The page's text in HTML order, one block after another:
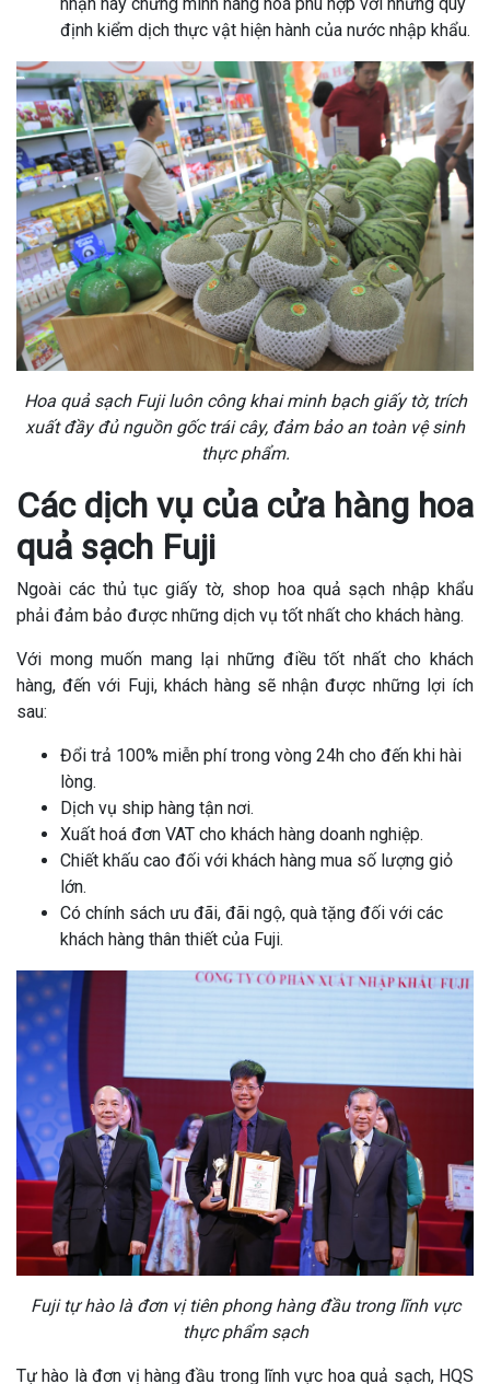
định kiểm dịch thực vật hiện hành của nước nhập khẩu.
Hoa quả sạch Fuji luôn công khai minh bạch giấy tờ, trích
xuất đầy đủ nguồn gốc trái cây, đảm bảo an toàn vệ sinh
thực phẩm.
Các dịch vụ của cửa hàng hoa
quả sạch Fuji
Ngoài các thủ tục giấy tờ, shop hoa quả sạch nhập khẩu
phải đảm bảo được những dịch vụ tốt nhất cho khách hàng.
Với mong muốn mang lại những điều tốt nhất cho khách
hàng, đến với Fuji, khách hàng sẽ nhận được những lợi ích
sau:
Đổi trả 100% miễn phí trong vòng 24h cho đến khi hài
lòng.
Dịch vụ ship hàng tận nơi.
Xuất hoá đơn VAT cho khách hàng doanh nghiệp.
Chiết khấu cao đối với khách hàng mua số lượng giỏ
lớn.
Có chính sách ưu đãi, đãi ngộ, quà tặng đối với các
khách hàng thân thiết của Fuji.
Fuji tự hào là đơn vị tiên phong hàng đầu trong lĩnh vực
thực phẩm sạch
Tự hào là đơn vị hàng đầu trong lĩnh vực hoa quả sạch, HQS